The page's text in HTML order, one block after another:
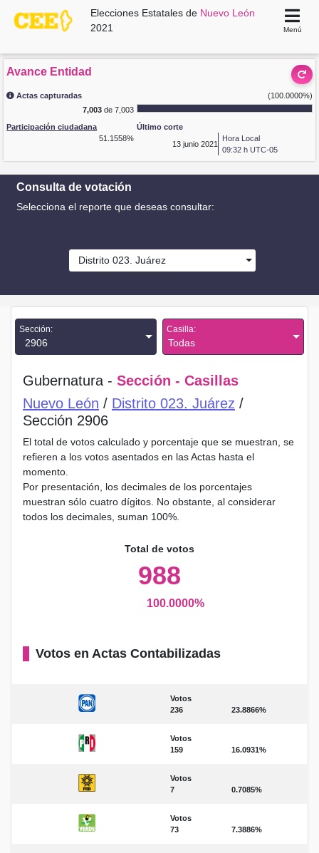
Elecciones Estatales de Nuevo León
2021
Menú
Avance Entidad
Actas capturadas
(100.0000%)
7,003de 7,003
Participación ciudadana
51.1558%
Último corte
13 junio 2021
Hora Local
09:32 h UTC-05
Consulta de votación
Selecciona el reporte que deseas consultar:
Distrito 023. Juárez
Sección:
2906
Casilla:
Todas
Gubernatura - Sección - Casillas
Nuevo León / Distrito 023. Juárez /
Sección 2906
El total de votos calculado y porcentaje que se muestran, se
refieren a los votos asentados en las Actas hasta el
momento.
Por presentación, los decimales de los porcentajes
muestran sólo cuatro dígitos. No obstante, al considerar
todos los decimales, suman 100%.
Total de votos
988
100.0000%
Votos en Actas Contabilizadas
Votos
236
23.8866%
Votos
159
16.0931%
Votos
7
0.7085%
Votos
73
7.3886%